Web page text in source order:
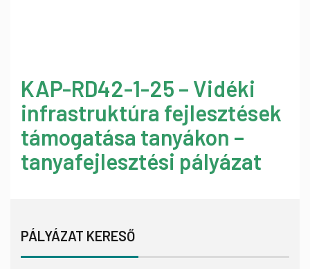
KAP-RD42-1-25 – Vidéki
infrastruktúra fejlesztések
támogatása tanyákon –
tanyafejlesztési pályázat
PÁLYÁZAT KERESŐ